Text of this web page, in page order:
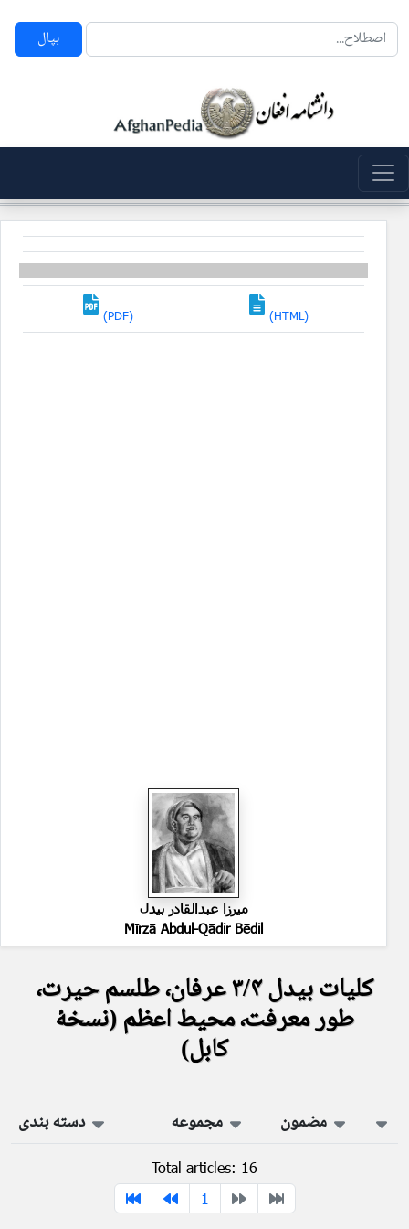
بپال
(PDF) (HTML)
میرزا عبدالقادر بیدل
Mīrzā Abdul-Qādir Bēdil
کلیات بیدل ۳/۴ عرفان٬ طلسم حیرت٬
طور معرفت٬ محیط اعظم (نسخهٔ
کابل)
مضمون مجموعه دسته بندی
Total articles: 16
1